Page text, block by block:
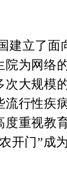
建立了面
院为网络
次大规模
行性疾
度重视教
开门 ”成